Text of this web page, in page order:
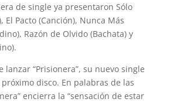
de single ya presentaron Sólo
El Pacto (Canción), Nunca Más
Razón de Olvido (Bachata) y
lanzar “Prisionera”, su nuevo single
disco. En palabras de las
encierra la “sensación de estar